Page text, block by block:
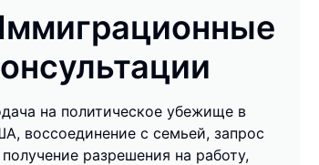
на политическое убежище в
воссоединение с семьей, запрос
получение разрешения на работу,